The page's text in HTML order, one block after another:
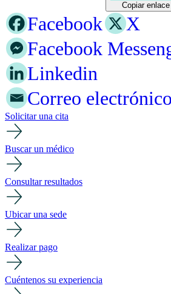
Copiar enlace
Facebook
X
Facebook
Linkedin
Correo electrónico
Solicitar una cita
Buscar un médico
Consultar resultados
Ubicar una sede
Realizar pago
Cuéntenos su experiencia